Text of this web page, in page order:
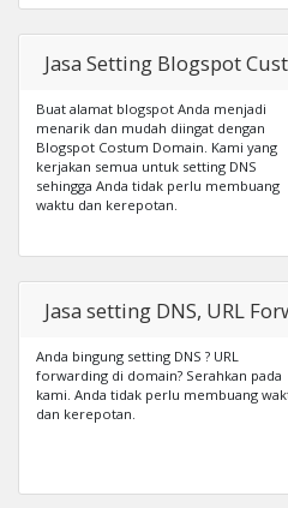
Jasa Setting Blogspot
Buat alamat blogspot Anda menjadi
menarik dan mudah diingat dengan
Blogspot Costum Domain. Kami yang
kerjakan semua untuk setting DNS
sehingga Anda tidak perlu membuang
waktu dan kerepotan.
Jasa setting DNS, URL
Anda bingung setting DNS ? URL
forwarding di domain? Serahkan pada
kami. Anda tidak perlu membuang
dan kerepotan.